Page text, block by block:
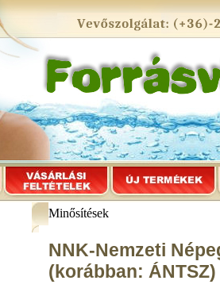
Minősítések
NNK-Nemzeti
(korábban: ÁNTSZ)